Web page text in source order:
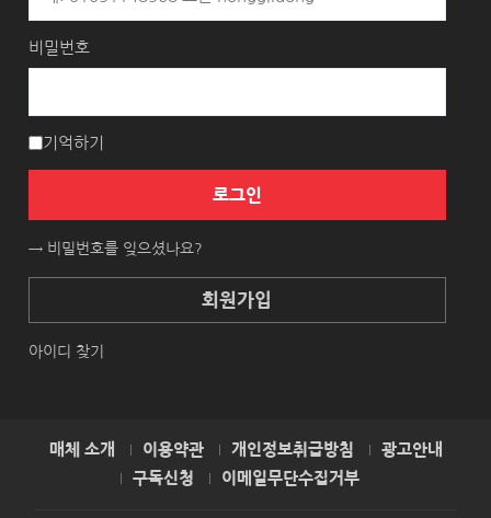
비밀번호
기억하기
로그인
→ 비밀번호를 잊으셨나요?
회원가입
아이디 찾기
매체 소개 이용약관 개인정보취급방침
광고안내
구독신청
이메일무단수집거부